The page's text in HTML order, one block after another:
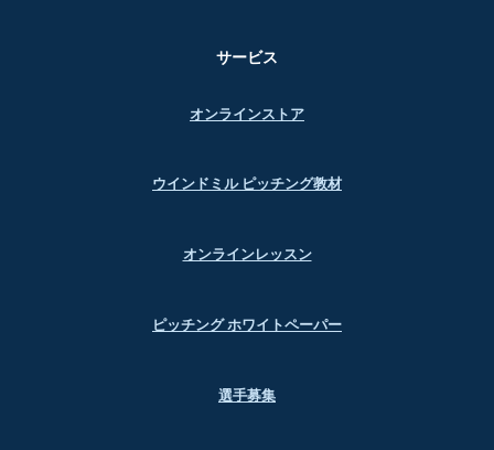
サービス
オンラインストア
ウインドミル ピッチング教材
オンラインレッスン
ピッチング ホワイトペーパー
選手募集